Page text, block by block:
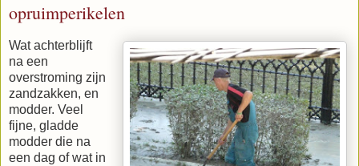
opruimperikelen
Wat achterblijft
na een
overstroming zijn
zandzakken, en
modder. Veel
fijne, gladde
modder die na
een dag of wat in